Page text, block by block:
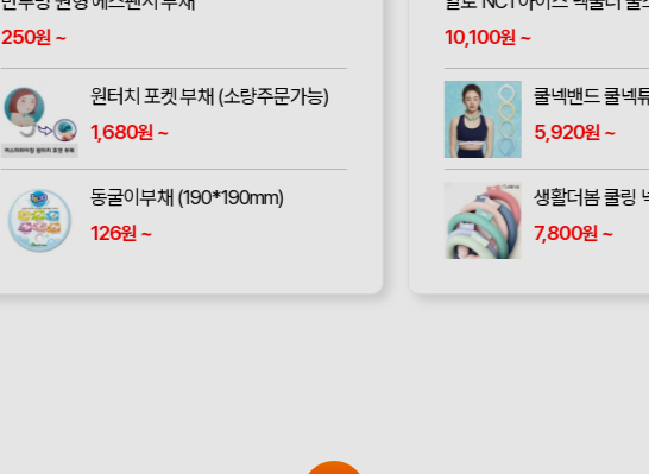
250원~
원터치 포켓 부채 (소량주문가능)
1,680원~
동굴이부채 (190*190mm)
126원~
10,100원~
5,920원~
7,800원~